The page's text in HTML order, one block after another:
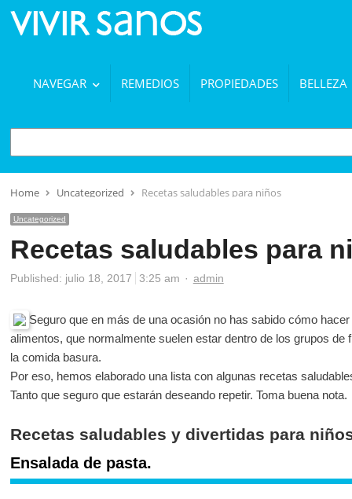
NAVEGAR REMEDIOS PROPIEDADES BELLEZA
BUSCAR
Home Uncategorized Recetas saludables para niños
Uncategorized
Recetas saludables para
Published: julio 18, 2017 3:25 am Author
admin
Seguro que en más de una ocasión no has sabido cómo
alimentos, que normalmente suelen estar dentro de los grupos
la comida basura.
Por eso, hemos elaborado una lista con algunas recetas
Tanto que seguro que estarán deseando repetir. Toma buena nota.
Recetas saludables y divertidas para
Ensalada de pasta.